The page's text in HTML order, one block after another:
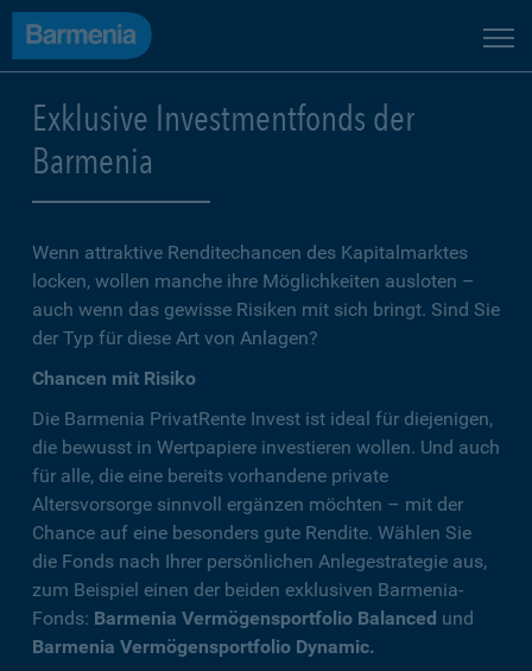
Exklusive Investmentfonds der
Barmenia
Wenn attraktive Renditechancen des Kapitalmarktes
locken, wollen manche ihre Möglichkeiten ausloten –
auch wenn das gewisse Risiken mit sich bringt. Sind Sie
der Typ für diese Art von Anlagen?
Chancen mit Risiko
Die Barmenia PrivatRente Invest ist ideal für diejenigen,
die bewusst in Wertpapiere investieren wollen. Und auch
für alle, die eine bereits vorhandene private
Altersvorsorge sinnvoll ergänzen möchten – mit der
Chance auf eine besonders gute Rendite. Wählen Sie
die Fonds nach Ihrer persönlichen Anlegestrategie aus,
zum Beispiel einen der beiden exklusiven Barmenia-
Fonds: Barmenia Vermögensportfolio Balanced und
Barmenia Vermögensportfolio Dynamic.